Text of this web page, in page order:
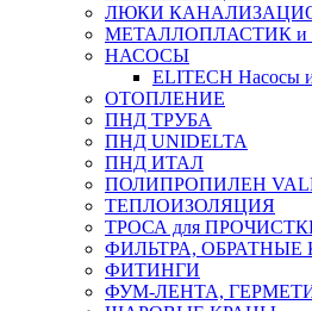
ЛЮКИ
МЕТАЛЛОПЛАСТИК
НАСОСЫ
ELITECH Насосы
ОТОПЛЕНИЕ
ПНД ТРУБА
ПНД UNIDELTA
ПНД ИТАЛ
ПОЛИПРОПИЛЕН
ТЕПЛОИЗОЛЯЦИЯ
ТРОСА для
ФИЛЬТРА,
ФИТИНГИ
ФУМ-ЛЕНТА,